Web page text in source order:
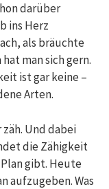
darüber
ins Herz
als bräuchte
man sich gern.
ist gar keine –
Arten.
Und dabei
die Zähigkeit
gibt. Heute
aufzugeben. Was